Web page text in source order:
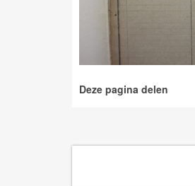
Deze pagina delen